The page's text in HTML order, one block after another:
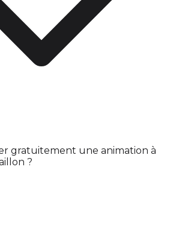
gratuitement une animation à
?